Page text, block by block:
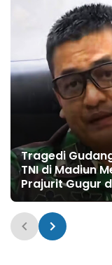
Tragedi
TNI di Madiun
Prajurit Gugur
Terluka